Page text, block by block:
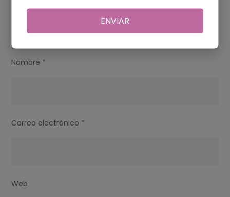
Nombre *
Correo electrónico *
Web
ENVIAR